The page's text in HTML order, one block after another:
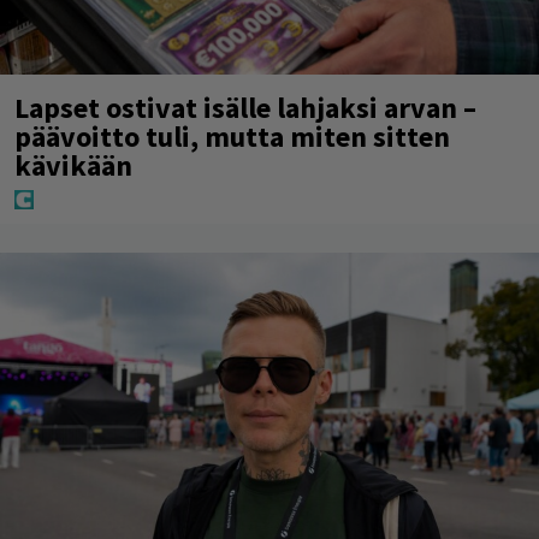
Lapset ostivat isälle lahjaksi arvan –
päävoitto tuli, mutta miten sitten
kävikään